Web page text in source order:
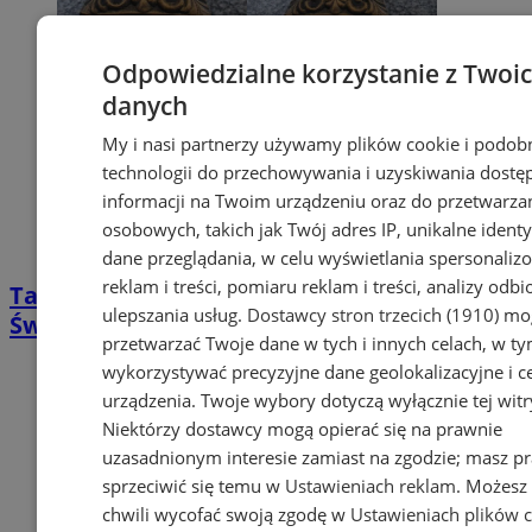
Targowisko parkingiem na Wszystkich
Świętych
Odpowiedzialne korzystanie z
danych
My i nasi partnerzy używamy plików cookie i
technologii do przechowywania i uzyskiwania
informacji na Twoim urządzeniu oraz do
osobowych, takich jak Twój adres IP, unikalne
dane przeglądania, w celu wyświetlania
reklam i treści, pomiaru reklam i treści, analizy
ulepszania usług. Dostawcy stron trzecich (1910)
przetwarzać Twoje dane w tych i innych celach, w
wykorzystywać precyzyjne dane geolokalizacyjne i
urządzenia. Twoje wybory dotyczą wyłącznie tej
Niektórzy dostawcy mogą opierać się na prawnie
uzasadnionym interesie zamiast na zgodzie; masz
sprzeciwić się temu w Ustawieniach reklam.
chwili wycofać swoją zgodę w Ustawieniach plików